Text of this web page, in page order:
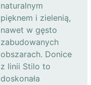
naturalnym
pięknem i zielenią,
nawet w gęsto
zabudowanych
obszarach. Donice
z linii Stilo to
doskonała